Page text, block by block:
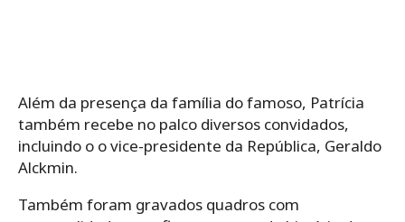
Além da presença da família do famoso, Patrícia
também recebe no palco diversos convidados,
incluindo o o vice-presidente da República, Geraldo
Alckmin.
Também foram gravados quadros com